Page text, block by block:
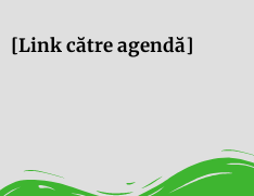
[Link către agendă]